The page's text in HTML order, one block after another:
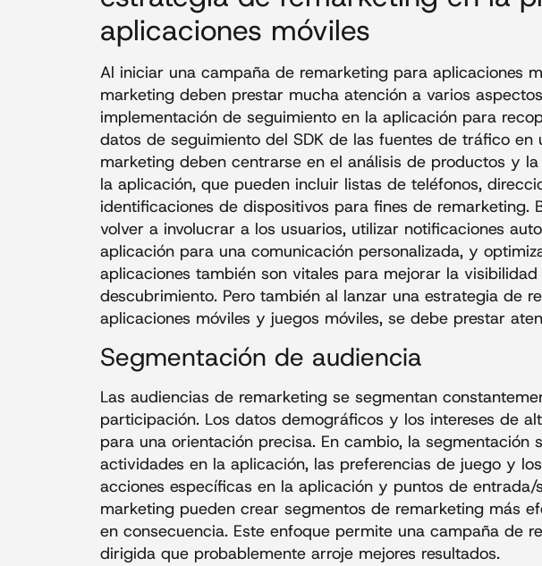
aplicaciones móviles
Al iniciar una campaña de remarketing para aplicaciones
marketing deben prestar mucha atención a varios
implementación de seguimiento en la aplicación para
datos de seguimiento del SDK de las fuentes de tráfico en
marketing deben centrarse en el análisis de productos y
la aplicación, que pueden incluir listas de teléfonos,
identificaciones de dispositivos para fines de remarketing.
volver a involucrar a los usuarios, utilizar notificaciones
aplicación para una comunicación personalizada, y
aplicaciones también son vitales para mejorar la
descubrimiento. Pero también al lanzar una estrategia de
aplicaciones móviles y juegos móviles, se debe prestar
Segmentación de audiencia
Las audiencias de remarketing se segmentan
participación. Los datos demográficos y los intereses de
para una orientación precisa. En cambio, la segmentación
actividades en la aplicación, las preferencias de juego y
acciones específicas en la aplicación y puntos de entrada/
marketing pueden crear segmentos de remarketing más
en consecuencia. Este enfoque permite una campaña de
dirigida que probablemente arroje mejores resultados.